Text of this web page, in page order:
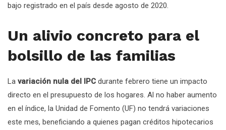
bajo registrado en el país desde agosto de 2020.
Un alivio concreto para el
bolsillo de las familias
La variación nula del IPC durante febrero tiene un impacto
directo en el presupuesto de los hogares. Al no haber aumento
en el índice, la Unidad de Fomento (UF) no tendrá variaciones
este mes, beneficiando a quienes pagan créditos hipotecarios